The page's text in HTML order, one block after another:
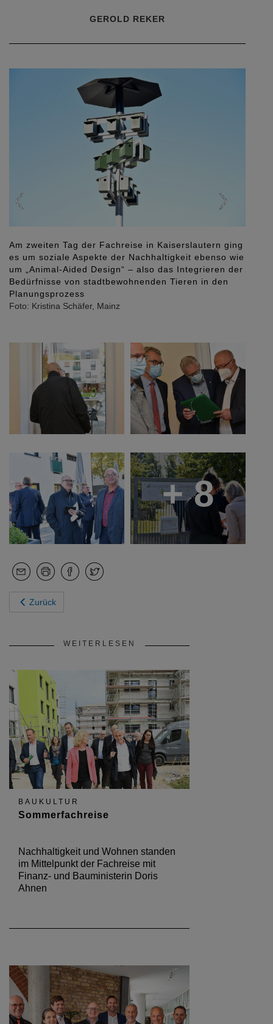
nachhaltig.
GEROLD REKER
Prüfender Blick: Kammerpräsident Gerold Reker
Foto: Kristina Schäfer, Mainz
+ 8
Zurück
BAUKULTUR
Sommerfachreise
Finanz- und Bauministerin Doris
Ahnen